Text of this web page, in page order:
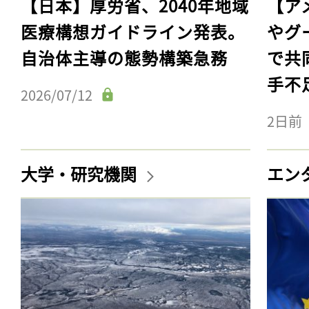
【日本】厚労省、2040年地域
医療構想ガイドライン発表。
自治体主導の態勢構築急務
2026/07/12
【
やグ
で共
手不
2日前
大学・研究機関 エン